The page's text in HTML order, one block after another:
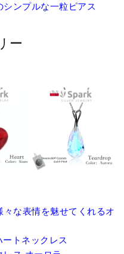
ンプルな一粒ピアス
ー
な表情を魅せてくれるオ
トネックレス